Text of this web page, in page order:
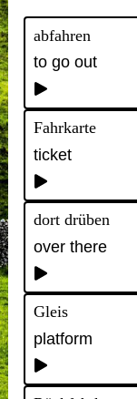
abfahren
to go out
Fahrkarte
ticket
dort drüben
over there
Gleis
platform